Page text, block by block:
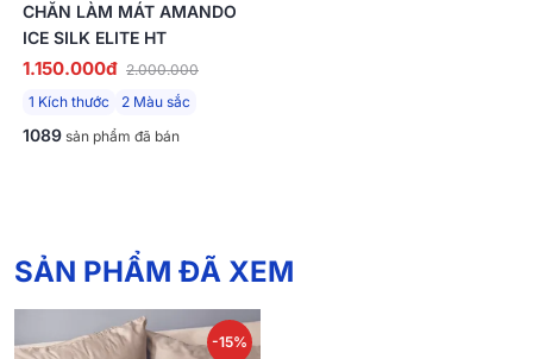
CHĂN LÀM MÁT AMANDO
ICE SILK ELITE HT
1.150.000đ 2.000.000
1 Kích thước
2 Màu sắc
1089 sản phẩm đã bán
SẢN PHẨM ĐÃ XEM
-15%